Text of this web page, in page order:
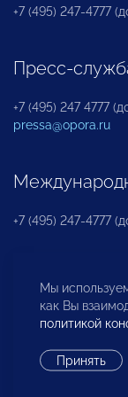
+7 (495) 247-4777
Пресс-
+7 (495) 247 4777
pressa@opora.ru
+7 (495) 247-4777
Бюро по
инвесторов
Мы
как Вы
политикой
Принять